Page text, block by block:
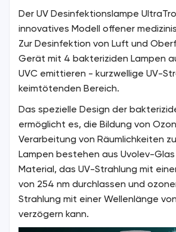
Der UV Desinfektionslampe
innovatives Modell offener
Zur Desinfektion von Luft und
Gerät mit 4 bakteriziden Lampen
UVC emittieren - kurzwellige UV-
keimtötenden Bereich.
Das spezielle Design der
ermöglicht es, die Bildung von
Verarbeitung von Räumlichkeiten
Lampen bestehen aus Uvolev-
Material, das UV-Strahlung mit
von 254 nm durchlassen und
Strahlung mit einer Wellenlänge von
verzögern kann.